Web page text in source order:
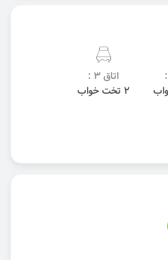
اتاق 3 :
2 تخت خواب